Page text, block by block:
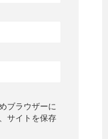
ブラウザーに
サイトを保存